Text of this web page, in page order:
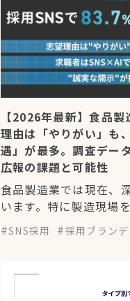
【2026年最新】食品
理由は「やりがい」も
遇」が最多。調査デー
広報の課題と可能性
食品製造業では現在、
います。特に製造現場
SNS採用 採用ブラン